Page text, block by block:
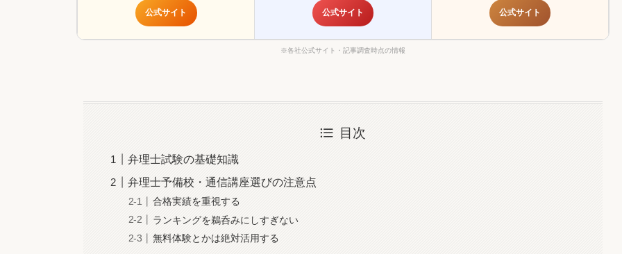
公式サイト 公式サイト 公式サイト
※各社公式サイト・記事調査時点の情報
目次
弁理士試験の基礎知識
弁理士予備校・通信講座選びの注意点
合格実績を重視する
ランキングを鵜呑みにしすぎない
無料体験とかは絶対活用する